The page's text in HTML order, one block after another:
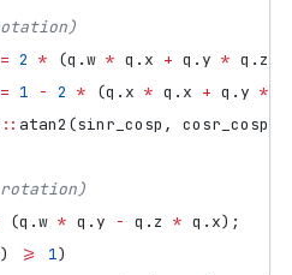
= 2 * (q .w * q . x + q . y * q . z
= 1 - 2 * (q . x * q . x + q . y *
:: atan2 (sinr_cosp , cosr_cosp
(q .w * q . y - q . z * q . x);
) >= 1)